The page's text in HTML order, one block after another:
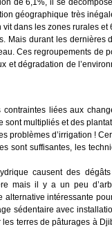
de 6,1%, il se
géographique très
dans les zones rurales et
Mais durant les
Ces regroupements
et dégradation de
liées aux
sont multipliés et des
problèmes d’irrigation !
sont suffisantes, les
causent des
mais il y a un peu
alternative intéressante
sédentaire avec
terres de pâturages à